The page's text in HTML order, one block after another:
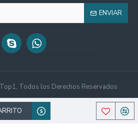
ENVIAR
Todos los Derechos Reservados